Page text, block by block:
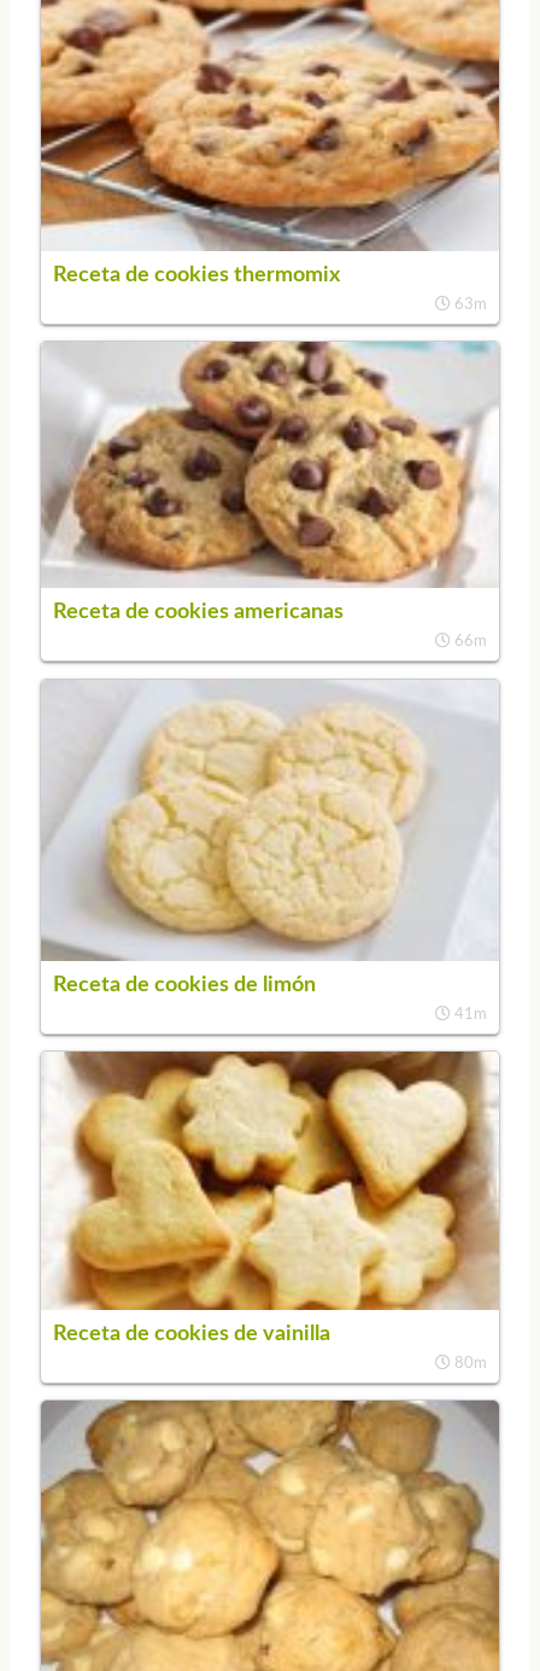
Receta de cookies thermomix
63m
Receta de cookies americanas
66m
Receta de cookies de limón
41m
Receta de cookies de vainilla
80m